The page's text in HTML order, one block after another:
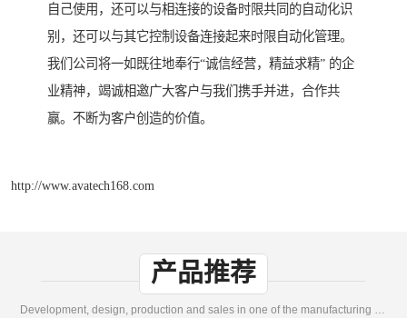
自己使用，还可以与相连接的设备时限共同的自动化识
别，还可以与其它控制设备连接起来时限自动化管理。
我们公司将一如既往地奉行“诚信经营，精益求精” 的企
业精神，竭诚相邀广大客户与我们携手并进，合作共
赢。不断为客户创造的价值。
http://www.avatech168.com
产品推荐
Development, design, production and sales in one of the manufacturing enterprises